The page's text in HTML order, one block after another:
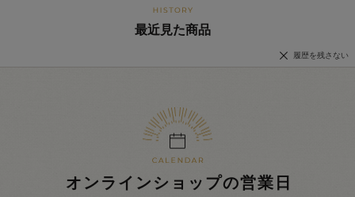
最近見た商品
履歴を残さない
オンラインショップの営業日